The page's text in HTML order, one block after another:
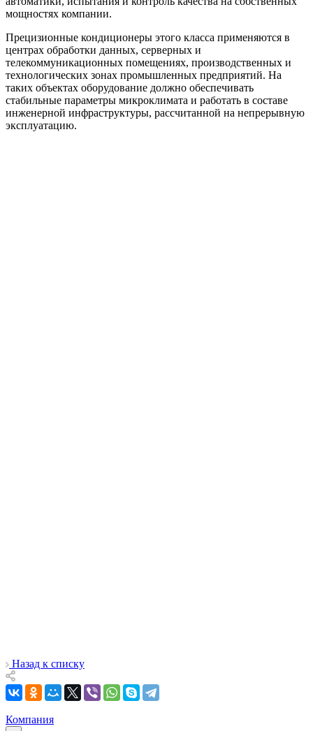
мощностях компании.
Прецизионные кондиционеры этого класса применяются в
центрах обработки данных, серверных и
телекоммуникационных помещениях, производственных и
технологических зонах промышленных предприятий. На
таких объектах оборудование должно обеспечивать
стабильные параметры микроклимата и работать в составе
инженерной инфраструктуры, рассчитанной на непрерывную
эксплуатацию.
Назад к списку
Компания